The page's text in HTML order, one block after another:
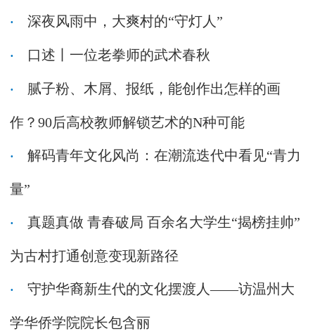
深夜风雨中，大爽村的“守灯人”
口述丨一位老拳师的武术春秋
腻子粉、木屑、报纸，能创作出怎样的画
作？90后高校教师解锁艺术的N种可能
解码青年文化风尚：在潮流迭代中看见“青力
量”
真题真做 青春破局 百余名大学生“揭榜挂帅”
为古村打通创意变现新路径
守护华裔新生代的文化摆渡人——访温州大
学华侨学院院长包含丽